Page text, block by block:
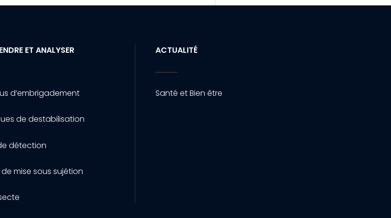
ET ANALYSER
d’embrigadement
de destabilisation
détection
mise sous sujétion
ACTUALITÉ
Santé et Bien être